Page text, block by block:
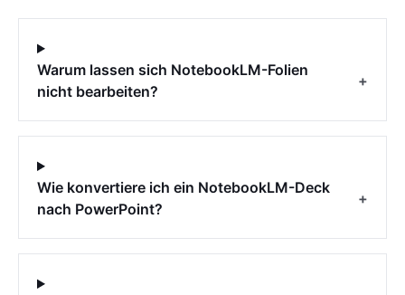
Warum lassen sich NotebookLM-Folien
nicht bearbeiten?
+
Wie konvertiere ich ein NotebookLM-Deck
nach PowerPoint?
+